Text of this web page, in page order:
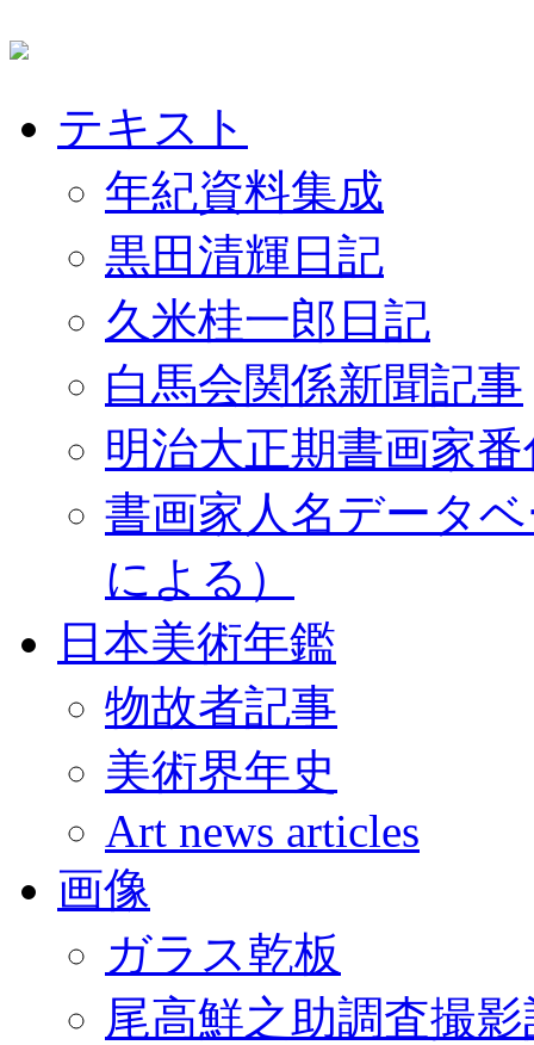
テキスト
年紀資料集成
黒田清輝日記
久米桂一郎日記
白馬会関係新聞記事
明治大正期書画家
書画家人名データ
による）
日本美術年鑑
物故者記事
美術界年史
Art news articles
画像
ガラス乾板
尾高鮮之助調査撮